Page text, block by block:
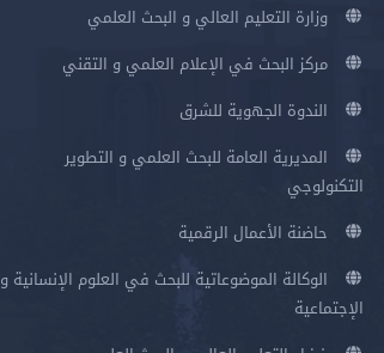
وزارة التعليم العالي و البحث العلمي
مركز البحث في الإعلام العلمي و التقني
الندوة الجهوية للشرق
المديرية العامة للبحث العلمي و التطوير
التكنولوجي
حاضنة الأعمال الرقمية
الوكالة الموضوعاتية للبحث في العلوم الإنسانية و
الإجتماعية